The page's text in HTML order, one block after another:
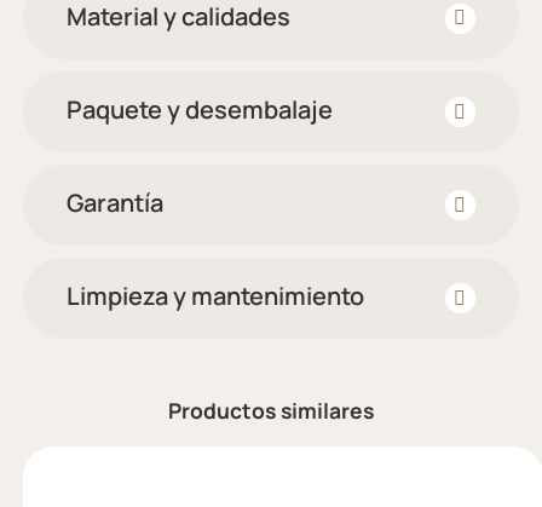
Material y calidades
Paquete y desembalaje
Garantía
Limpieza y mantenimiento
Productos similares